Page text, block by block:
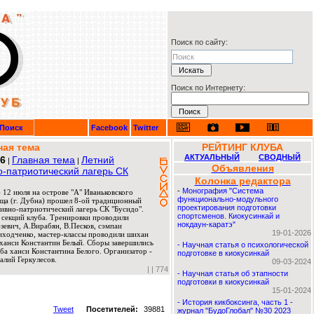
Поиск по сайту:
Поиск по Интернету:
Поиск Facebook Twitter
тема
| Главная тема | Летний
патриотический лагерь СК
июля на острове "А" Иваньковского
(г. Дубна) прошел 8-ой традиционный
патриотический лагерь СК "Бусидо".
клуба. Тренировки проводили
А.Вирабян, В.Песков, сэмпаи
мастер-классы проводили шихан
Константин Белый. Сборы завершились
ханси Константина Белого. Организатор -
Геркулесов.
| | 774
Tweet Посетителей: 39881
РЕЙТИНГ КЛУБА
АКТУАЛЬНЫЙ СВОДНЫЙ
Объявления
Колонка редактора
- Монография "Система
функционально-модульного
проектирования подготовки
спортсменов. Киокусинкай и
нокдаун-каратэ"
19-01-2026
- Научная статья о психологической
подготовке в киокусинкай
09-03-2024
- Научная статья об этапности
подготовки в киокусинкай
15-01-2024
- История кикбоксинга, часть 1 -
журнал "БудоГлобал" №30 2023